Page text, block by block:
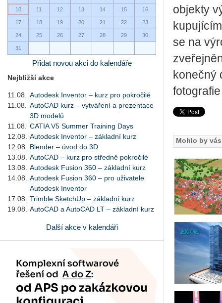
10 11 12 13 14 15 16
17 18 19 20 21 22 23
24 25 26 27 28 29 30
31
Přidat novou akci do kalendáře
Nejbližší akce
11.08.
Autodesk Inventor – kurz pro pokročilé
11.08.
AutoCAD kurz – vytváření a prezentace
3D modelů
11.08.
CATIA V5 Summer Training Days
12.08.
Autodesk Inventor – základní kurz
12.08.
Blender – úvod do 3D
13.08.
AutoCAD – kurz pro středně pokročilé
13.08.
Autodesk Fusion 360 – základní kurz
14.08.
Autodesk Fusion 360 – pro uživatele
Autodesk Inventor
17.08.
Trimble SketchUp – základní kurz
19.08.
AutoCAD a AutoCAD LT – základní kurz
Další akce v kalendáři
objekty
se na
konečný
Mohlo by